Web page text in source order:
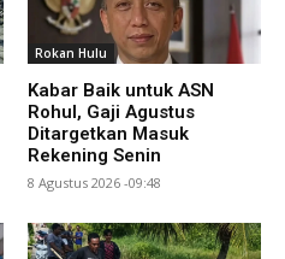
Rokan Hulu
Kabar Baik untuk ASN
Rohul, Gaji Agustus
Ditargetkan Masuk
Rekening Senin
8 Agustus 2026 -09:48